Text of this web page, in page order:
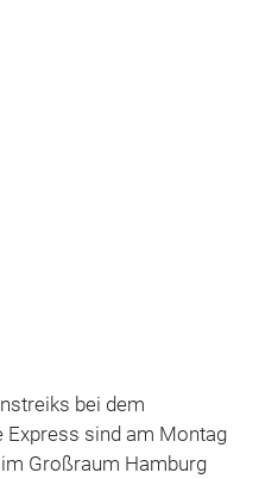
bei dem
Express sind am Montag
Großraum Hamburg